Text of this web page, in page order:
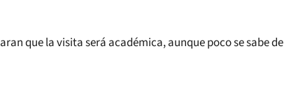
que la visita será académica, aunque poco se sabe de